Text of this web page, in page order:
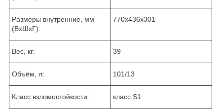
Размеры внутренние, мм
(ВхШхГ):
770x436x301
Вес, кг: 39
Объём, л: 101/13
Класс взломостойкости: класс S1